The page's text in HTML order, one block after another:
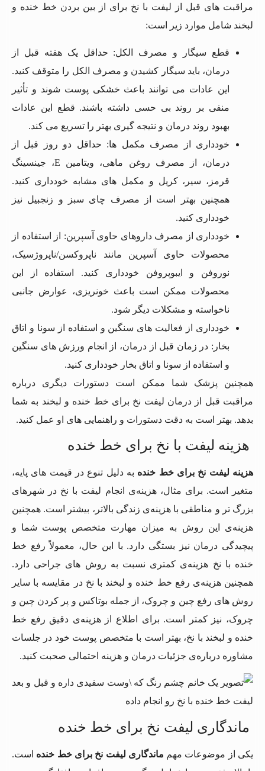
مراقبت‌ های قبل از لیفت با نخ برای از بین بردن خط خنده و
لبخند شامل موارد زیر است:
قطع سیگار و مصرف الکل: حداقل یک هفته قبل از
درمان، باید سیگار کشیدن و مصرف الکل را متوقف کنید.
این عادات می ‌توانند باعث خشکی پوست شوند و تأثیر
منفی بر روند بی ‌حسی داشته باشند. قطع این عادات
بهبود روند درمان و نتیجه ‌گیری بهتر را تسریع می ‌کند.
خودداری از مصرف مکمل‌ ها: حداقل دو روز قبل از
درمان، از مصرف روغن ماهی، ویتامین E، جینسینگ
قرمز، سیر، کریل و مکمل‌ های مشابه خودداری کنید.
همچنین بهتر است از مصرف چای سبز و زنجبیل نیز
خودداری کنید.
خودداری از مصرف داروهای حاوی آسپرین: از استفاده از
محصولات حاوی آسپرین مانند ناپروکسن/ناپروژسیک،
نوروفن و ایبوپروفن خودداری کنید. استفاده از این
محصولات ممکن است باعث خونریزی، عوارض جانبی
ناخواسته و مشکلات دیگر شود.
خودداری از فعالیت‌ های سنگین و استفاده از سونا و اتاق
بخار: در زمان قبل از درمان، از انجام ورزش‌ های سنگین
و استفاده از سونا و اتاق بخار خودداری کنید.
همچنین پزشک شما ممکن است دستورات دیگری درباره
مراقبت قبل از درمان لیفت نخ برای خط خنده و لبخند به شما
بدهد. بهتر است به دقت دستورات و راهنمایی ‌های او عمل کنید.
هزینه لیفت با نخ برای خط خنده
هزینه‌ لیفت نخ برای خط خنده به دلیل تنوع در قیمت ‌های پایه،
متغیر است. برای مثال، هزینه‌ی انجام لیفت با نخ در شهرهای
بزرگ تر و مناطقی با هزینه‌ی زندگی بالاتر، بیشتر است. همچنین
هزینه‌ی این روش به میزان مهارت متخصص پوست شما و
پیچیدگی درمان نیز بستگی دارد. با این حال، معمولاً رفع خط
خنده با نخ هزینه‌ی کمتری نسبت به روش ‌های جراحی دارد.
همچنین هزینه‌ی رفع خط خنده و لبخند با نخ در مقایسه با سایر
روش‌ های رفع چین و چروک، از جمله بوتاکس و پر کردن چین و
چروک، نیز کمتر است. برای اطلاع از هزینه‌ی دقیق رفع خط
خنده و لبخند با نخ، بهتر است با متخصص پوست خود در جلسات
مشاوره درباره‌ی جزئیات درمان و هزینه احتمالی صحبت کنید.
ماندگاری لیفت نخ برای خط خنده
یکی از موضوعات مهم ماندگاری لیفت نخ برای خط خنده است.